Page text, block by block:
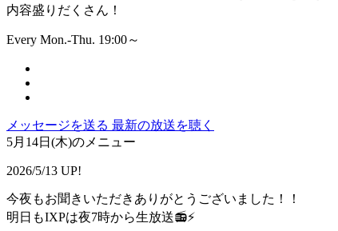
内容盛りだくさん！
Every Mon.-Thu. 19:00～
メッセージを送る 最新の放送を聴く
5月14日(木)のメニュー
2026/5/13 UP!
今夜もお聞きいただきありがとうございました！！
明日もIXPは夜7時から生放送📻⚡